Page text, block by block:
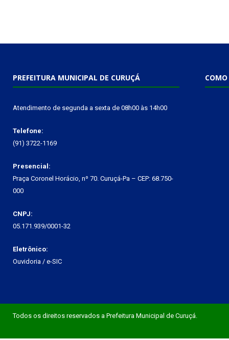
PREFEITURA MUNICIPAL DE CURUÇÁ
Atendimento de segunda a sexta de 08h00 às 14h00
Telefone:
(91) 3722-1169
Presencial:
Praça Coronel Horácio, nº 70. Curuçá-Pa – CEP: 68.750-
000
CNPJ:
05.171.939/0001-32
Eletrônico:
Ouvidoria / e-SIC
COMO
Todos os direitos reservados a Prefeitura Municipal de Curuçá.